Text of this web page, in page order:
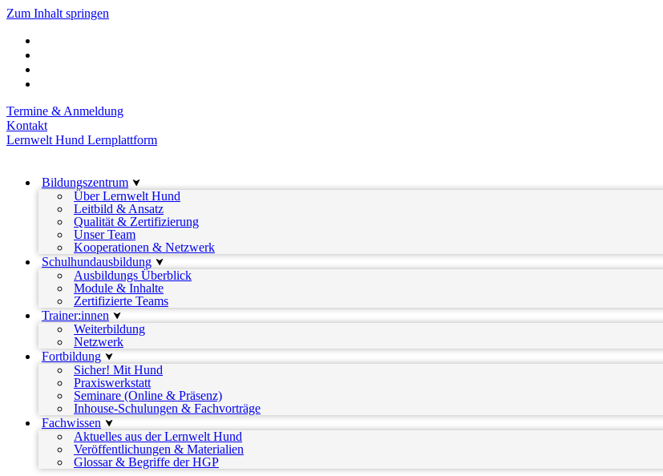
Zum Inhalt springen
Termine & Anmeldung
Kontakt
Lernwelt Hund Lernplattform
Bildungszentrum
Über Lernwelt Hund
Leitbild & Ansatz
Qualität & Zertifizierung
Unser Team
Kooperationen & Netzwerk
Schulhundausbildung
Ausbildungs Überblick
Module & Inhalte
Zertifizierte Teams
Trainer:innen
Weiterbildung
Netzwerk
Fortbildung
Sicher! Mit Hund
Praxiswerkstatt
Seminare (Online & Präsenz)
Inhouse-Schulungen & Fachvorträge
Fachwissen
Aktuelles aus der Lernwelt Hund
Veröffentlichungen & Materialien
Glossar & Begriffe der HGP